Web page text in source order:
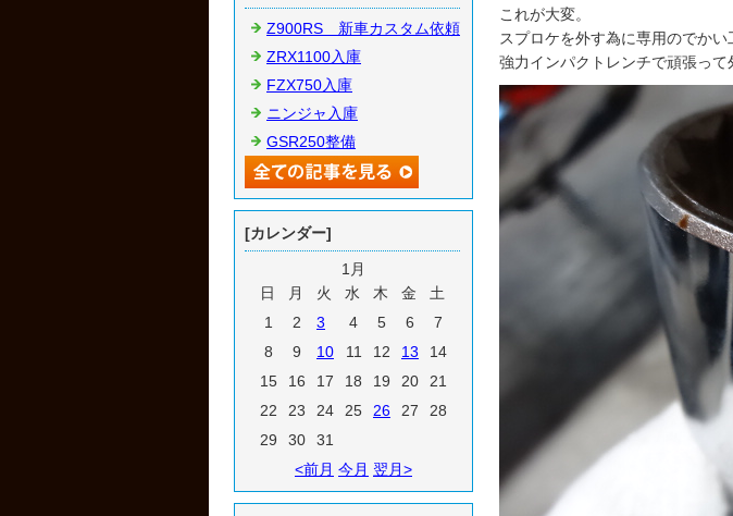
これが大変。
スプロケを外す為に専用のでかい
強力インパクトレンチで頑張って
Z900RS 新車カスタム依頼
ZRX1100入庫
FZX750入庫
ニンジャ入庫
GSR250整備
[カレンダー]
1月
日
月 火 水 木 金
土
1
2 3 4 5 6
7
8
9 10 11 12 13
14
15
16 17 18 19 20
21
22
23 24 25 26 27
28
29
30
31
<前月 今月 翌月>